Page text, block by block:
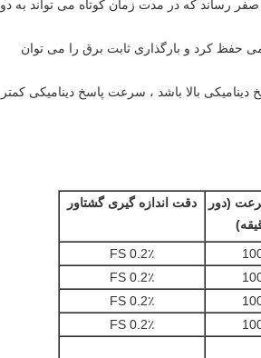
رساند که در مدت زمان کوتاه می تواند به دو
حفظ کرد و بارگذاری ثابت برق را می توان
بالا باشد ، سرعت پاسخ دینامیکی کمتر
(دور
دقت اندازه گیری گشتاور
0.2٪ FS
0.2٪ FS
0.2٪ FS
0.2٪ FS